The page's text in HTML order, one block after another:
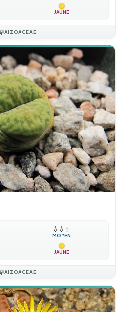
JAUNE
AIZOACEAE
💧 💧 💧
MOYEN
JAUNE
AIZOACEAE